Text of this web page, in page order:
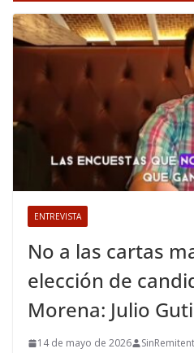
ENTREVISTA
No a las cartas
elección de
Morena: Julio
14 de mayo de 2026